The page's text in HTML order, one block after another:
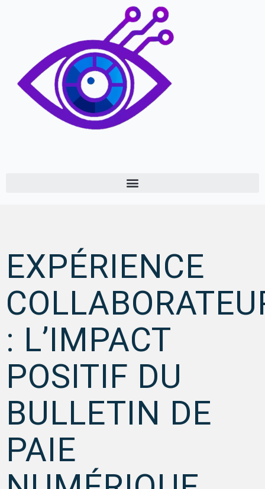
EXPÉRIENCE
: L’IMPACT
POSITIF DU
BULLETIN DE
PAIE